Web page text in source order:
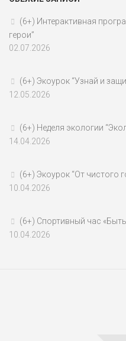
(6+) Интерактивная
герои”
02.07.2026
(6+) Экоурок “Узнай и
12.05.2026
(6+) Неделя экологии
14.04.2026
(6+) Экоурок “От чистого
10.04.2026
(6+) Спортивный час
10.04.2026